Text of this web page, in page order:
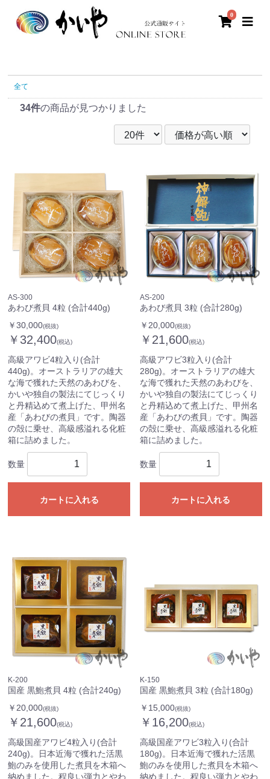
0
全て
34件の商品が見つかりました
AS-300
あわび煮貝 4粒 (合計440g)
￥30,000(税抜)
￥32,400(税込)
高級アワビ4粒入り(合計
440g)。オーストラリアの雄大
な海で獲れた天然のあわびを、
かいや独自の製法にてじっくり
と丹精込めて煮上げた、甲州名
産「あわびの煮貝」です。陶器
の殻に乗せ、高級感溢れる化粧
箱に詰めました。
数量
カートに入れる
AS-200
あわび煮貝 3粒 (合計280g)
￥20,000(税抜)
￥21,600(税込)
高級アワビ3粒入り(合計
280g)。オーストラリアの雄大
な海で獲れた天然のあわびを、
かいや独自の製法にてじっくり
と丹精込めて煮上げた、甲州名
産「あわびの煮貝」です。陶器
の殻に乗せ、高級感溢れる化粧
箱に詰めました。
数量
カートに入れる
K-200
国産 黒鮑煮貝 4粒 (合計240g)
￥20,000(税抜)
￥21,600(税込)
高級国産アワビ4粒入り(合計
240g)。日本近海で獲れた活黒
鮑のみを使用した煮貝を木箱へ
納めました。程良い弾力とやわ
K-150
国産 黒鮑煮貝 3粒 (合計180g)
￥15,000(税抜)
￥16,200(税込)
高級国産アワビ3粒入り(合計
180g)。日本近海で獲れた活黒
鮑のみを使用した煮貝を木箱へ
納めました。程良い弾力とやわ